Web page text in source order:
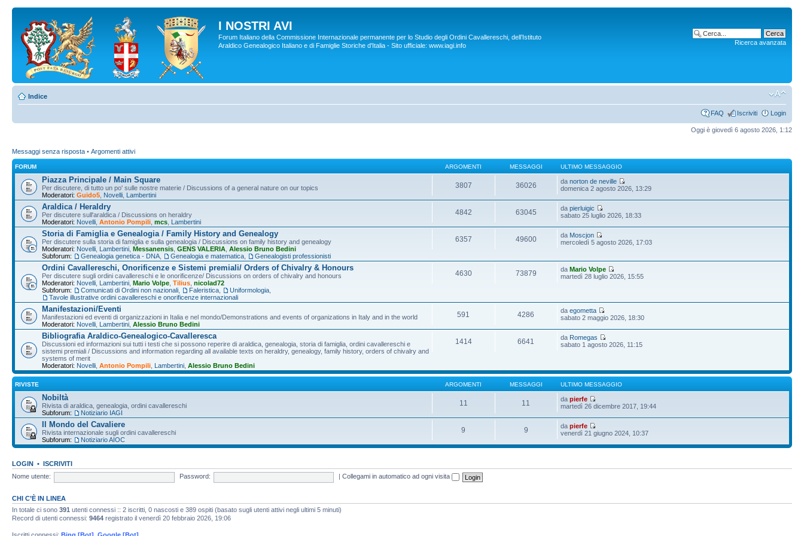
I NOSTRI AVI
Forum Italiano della Commissione Internazionale permanente per lo Studio degli Ordini Cavallereschi, dell’Istituto
Araldico Genealogico Italiano e di Famiglie Storiche d'Italia - Sito ufficiale: www.iagi.info
Ricerca avanzata
Indice
FAQ Iscriviti Login
Oggi è giovedì 6 agosto 2026, 1:12
Messaggi senza risposta • Argomenti attivi
FORUM ARGOMENTI MESSAGGI ULTIMO MESSAGGIO
Piazza Principale / Main Square
Per discutere, di tutto un po' sulle nostre materie / Discussions of a general nature on our topics
Moderatori: Guido5 Novelli Lambertini
3807 36026 danorton de neville
domenica 2 agosto 2026, 13:29
Araldica / Heraldry
Per discutere sull'araldica / Discussions on heraldry
Moderatori: Novelli Antonio Pompili mcs Lambertini
4842 63045 dapierluigic
sabato 25 luglio 2026, 18:33
Storia di Famiglia e Genealogia / Family History and Genealogy
Per discutere sulla storia di famiglia e sulla genealogia / Discussions on family history and genealogy
Moderatori: Novelli Lambertini Messanensis GENS VALERIA Alessio Bruno Bedini
Subforum:
Genealogia genetica - DNA Genealogia e matematica Genealogisti professionisti
6357 49600 da Moscjon
mercoledì 5 agosto 2026, 17:03
Ordini Cavallereschi, Onorificenze e Sistemi premiali/ Orders of Chivalry & Honours
Per discutere sugli ordini cavallereschi e le onorificenze/ Discussions on orders of chivalry and honours
Moderatori: Novelli Lambertini Mario Volpe Tilius nicolad72
Subforum:
Comunicati di Ordini non nazionali Faleristica Uniformologia
Tavole illustrative ordini cavallereschi e onorificenze internazionali
4630 73879 daMario Volpe
martedì 28 luglio 2026, 15:55
Manifestazioni/Eventi
Manifestazioni ed eventi di organizzazioni in Italia e nel mondo/Demonstrations and events of organizations in Italy and in the world
Moderatori: Novelli Lambertini Alessio Bruno Bedini
591 4286 daegometta
sabato 2 maggio 2026, 18:30
Bibliografia Araldico-Genealogico-Cavalleresca
Discussioni ed informazioni sui tutti i testi che si possono reperire di araldica, genealogia, storia di famiglia, ordini cavallereschi e
sistemi premiali / Discussions and information regarding all available texts on heraldry, genealogy, family history, orders of chivalry and
systems of merit
Moderatori: Novelli Antonio Pompili Lambertini Alessio Bruno Bedini
1414 6641 da Romegas
sabato 1 agosto 2026, 11:15
RIVISTE ARGOMENTI MESSAGGI ULTIMO MESSAGGIO
Nobiltà
Rivista di araldica, genealogia, ordini cavallereschi
Subforum:
Notiziario IAGI
11 11 dapierfe
martedì 26 dicembre 2017, 19:44
Il Mondo del Cavaliere
Rivista internazionale sugli ordini cavallereschi
Subforum:
Notiziario AIOC
9 9 dapierfe
venerdì 21 giugno 2024, 10:37
LOGIN • ISCRIVITI
Nome utente:
Password: |Collegami in automatico ad ogni visita
CHI C’È IN LINEA
In totale ci sono 391 utenti connessi :: 2 iscritti, 0 nascosti e 389 ospiti (basato sugli utenti attivi negli ultimi 5 minuti)
Record di utenti connessi: 9464 registrato il venerdì 20 febbraio 2026, 19:06
Iscritti connessi: Bing [Bot] Google [Bot]